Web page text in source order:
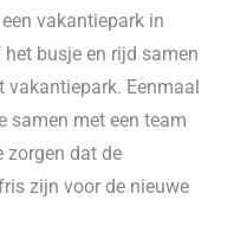
vakantiepark in
busje en rijd samen
vakantiepark. Eenmaal
samen met een team
zorgen dat de
zijn voor de nieuwe